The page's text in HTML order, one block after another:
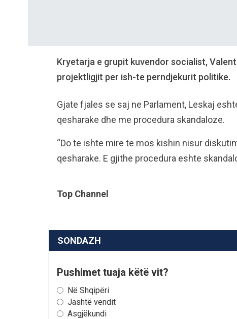
Kryetarja e grupit kuvendor socialist,
projektligjit per ish-te perndjekurit politike.
Gjate fjales se saj ne Parlament, Leskaj
qesharake dhe me procedura skandaloze.
“Do te ishte mire te mos kishin nisur
qesharake. E gjithe procedura eshte
Top Channel
SONDAZH
Pushimet tuaja këtë vit?
Në Shqipëri
Jashtë vendit
Asgjëkundi